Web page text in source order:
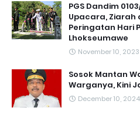
PGS Dandim
Upacara, Ziarah
Peringatan Hari
Lhokseumawe
November 10, 2023
Sosok Mantan
Warganya, Kini
December 10, 2024